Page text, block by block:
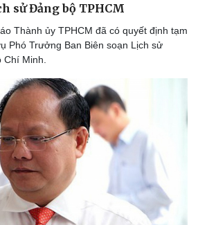
sử Đảng bộ TPHCM
Thành ủy TPHCM đã có quyết định tạm
Phó Trưởng Ban Biên soạn Lịch sử
Chí Minh.